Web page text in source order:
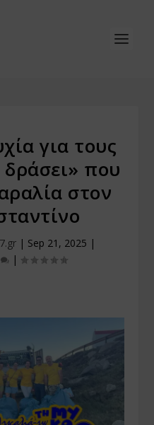
για τους
δράσει» που
στον
| Sep 21, 2025 |
|